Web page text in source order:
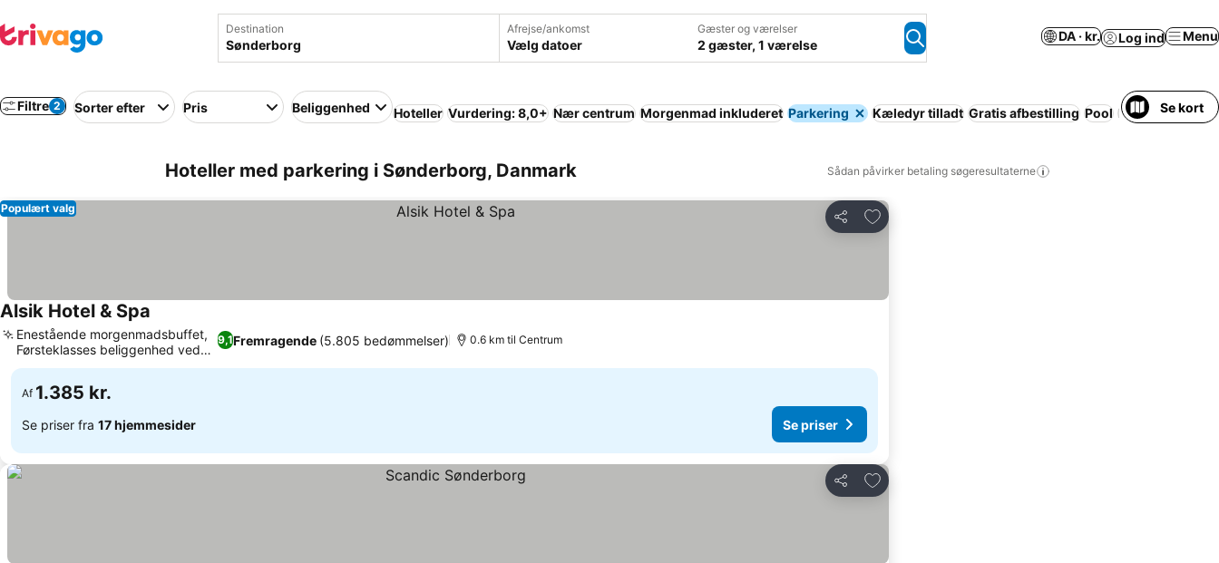
Destination Afrejse/ankomst
Vælg datoer
Gæster og værelser
2 gæster, 1 værelse
DA · kr. Log ind Menu
Filtre 2 Sorter efter Pris Beliggenhed Hoteller Vurdering: 8,0+ Nær centrum Morgenmad inkluderet Parkering Kæledyr tilladt Gratis afbestilling Pool Lejlighed med
Se kort
Hoteller med parkering i Sønderborg, Danmark Sådan påvirker betaling søgeresultaterne
Del
Føj til favoritter
Populært valg
Alsik Hotel & Spa
9,1Fremragende (5.805 bedømmelser)
Enestående morgenmadsbuffet,
Førsteklasses beliggenhed ved
vandet
0.6 km til Centrum
Af 1.385 kr.
Se priser fra 17 hjemmesider Se priser
Del
Føj til favoritter